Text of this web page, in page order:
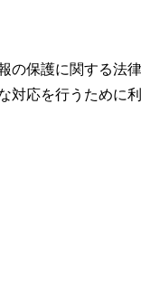
保護に関する法
応を行うために利